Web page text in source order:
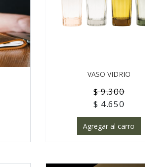
VASO VIDRIO
$ 9.300
$ 4.650
Agregar al carro